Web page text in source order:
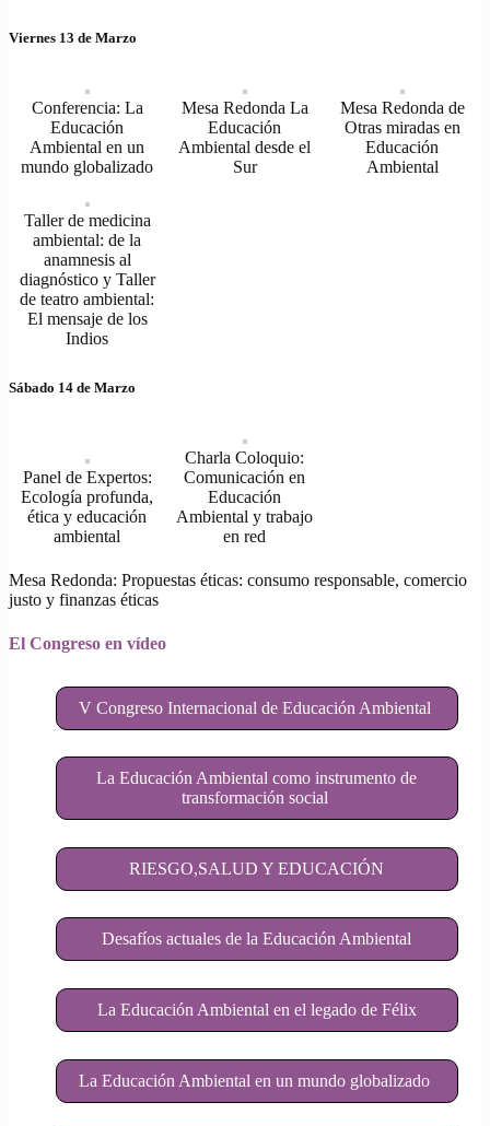
Viernes 13 de Marzo
Conferencia: La
Educación
Ambiental en un
mundo globalizado
Mesa Redonda La
Educación
Ambiental desde el
Sur
Mesa Redonda de
Otras miradas en
Educación
Ambiental
Taller de medicina
ambiental: de la
anamnesis al
diagnóstico y Taller
de teatro ambiental:
El mensaje de los
Indios
Sábado 14 de Marzo
Panel de Expertos:
Ecología profunda,
ética y educación
ambiental
Charla Coloquio:
Comunicación en
Educación
Ambiental y trabajo
en red
Mesa Redonda: Propuestas éticas: consumo responsable, comercio
justo y finanzas éticas
El Congreso en vídeo
V Congreso Internacional de Educación Ambiental
La Educación Ambiental como instrumento de
transformación social
RIESGO,SALUD Y EDUCACIÓN
Desafíos actuales de la Educación Ambiental
La Educación Ambiental en el legado de Félix
La Educación Ambiental en un mundo globalizado